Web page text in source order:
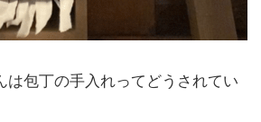
は包丁の手入れってどうされてい